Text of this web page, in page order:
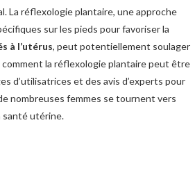
La réflexologie plantaire, une approche
sur les pieds pour favoriser la
à l’utérus, peut potentiellement soulager
la réflexologie plantaire peut être
d’utilisatrices et des avis d’experts pour
nombreuses femmes se tournent vers
santé utérine.